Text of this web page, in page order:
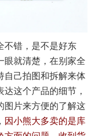
不错，是不是好东
眼就清楚，在别家全
自己拍图和拆解来体
这个产品的细节，
图片来方便的了解这
因小熊大多卖的是库